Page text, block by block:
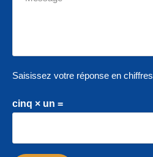
Saisissez votre réponse en chiffres
cinq × un =